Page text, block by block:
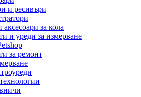
и ресивъри
за кола
и уреди за измерване
за ремонт